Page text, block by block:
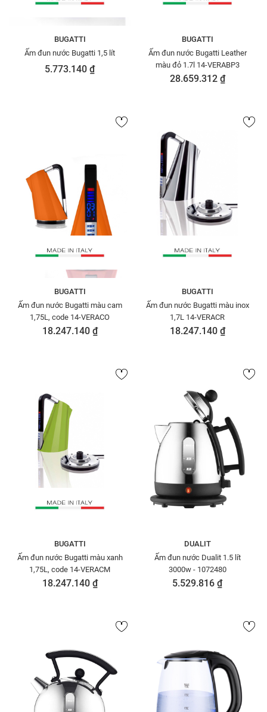
BUGATTI
Ấm đun nước Bugatti 1,5 lít
5.773.140 ₫
BUGATTI
Ấm đun nước Bugatti Leather
màu đỏ 1.7l 14-VERABP3
28.659.312 ₫
BUGATTI
Ấm đun nước Bugatti màu cam
1,75L, code 14-VERACO
18.247.140 ₫
BUGATTI
Ấm đun nước Bugatti màu inox
1,7L 14-VERACR
18.247.140 ₫
BUGATTI
Ấm đun nước Bugatti màu xanh
1,75L, code 14-VERACM
18.247.140 ₫
DUALIT
Ấm đun nước Dualit 1.5 lít
3000w - 1072480
5.529.816 ₫